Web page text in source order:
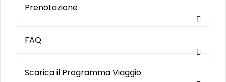
Prenotazione
FAQ
Scarica il Programma Viaggio